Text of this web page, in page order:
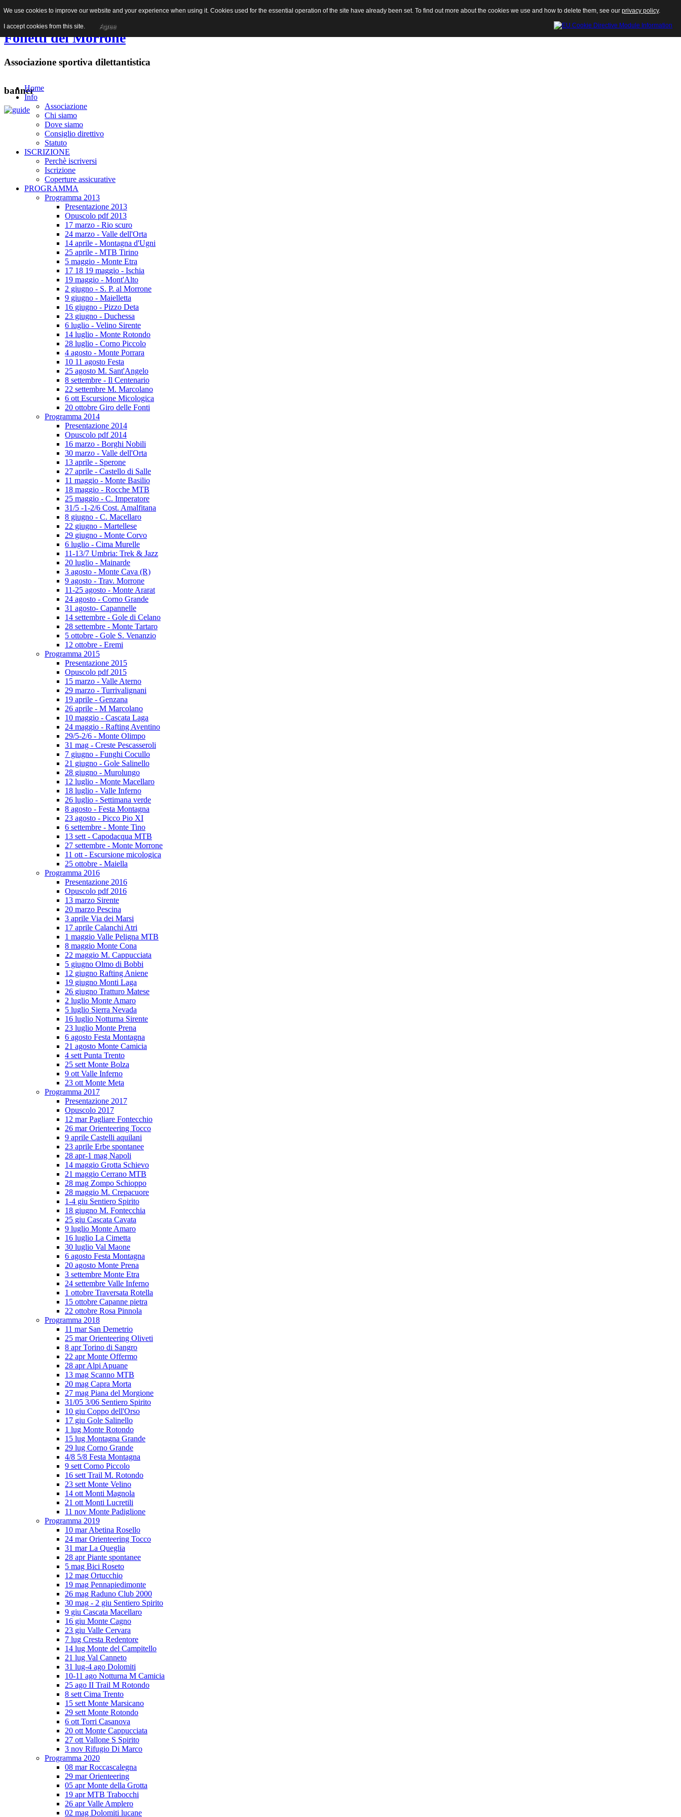
Facebook
Folletti del Morrone
Associazione sportiva dilettantistica
bannerHome
Info
Associazione
Chi siamo
Dove siamo
Consiglio direttivo
Statuto
ISCRIZIONE
Perchè iscriversi
Iscrizione
Coperture assicurative
PROGRAMMA
Programma 2013
Presentazione 2013
Opuscolo pdf 2013
17 marzo - Rio scuro
24 marzo - Valle dell'Orta
14 aprile - Montagna d'Ugni
25 aprile - MTB Tirino
5 maggio - Monte Etra
17 18 19 maggio - Ischia
19 maggio - Mont'Alto
2 giugno - S. P. al Morrone
9 giugno - Maielletta
16 giugno - Pizzo Deta
23 giugno - Duchessa
6 luglio - Velino Sirente
14 luglio - Monte Rotondo
28 luglio - Corno Piccolo
4 agosto - Monte Porrara
10 11 agosto Festa
25 agosto M. Sant'Angelo
8 settembre - Il Centenario
22 settembre M. Marcolano
6 ott Escursione Micologica
20 ottobre Giro delle Fonti
Programma 2014
Presentazione 2014
Opuscolo pdf 2014
16 marzo - Borghi Nobili
30 marzo - Valle dell'Orta
13 aprile - Sperone
27 aprile - Castello di Salle
11 maggio - Monte Basilio
18 maggio - Rocche MTB
25 maggio - C. Imperatore
31/5 -1-2/6 Cost. Amalfitana
8 giugno - C. Macellaro
22 giugno - Martellese
29 giugno - Monte Corvo
6 luglio - Cima Murelle
11-13/7 Umbria: Trek & Jazz
20 luglio - Mainarde
3 agosto - Monte Cava (R)
9 agosto - Trav. Morrone
11-25 agosto - Monte Ararat
24 agosto - Corno Grande
31 agosto- Capannelle
14 settembre - Gole di Celano
28 settembre - Monte Tartaro
5 ottobre - Gole S. Venanzio
12 ottobre - Eremi
Programma 2015
Presentazione 2015
Opuscolo pdf 2015
15 marzo - Valle Aterno
29 marzo - Turrivalignani
19 aprile - Genzana
26 aprile - M Marcolano
10 maggio - Cascata Laga
24 maggio - Rafting Aventino
29/5-2/6 - Monte Olimpo
31 mag - Creste Pescasseroli
7 giugno - Funghi Cocullo
21 giugno - Gole Salinello
28 giugno - Murolungo
12 luglio - Monte Macellaro
18 luglio - Valle Inferno
26 luglio - Settimana verde
8 agosto - Festa Montagna
23 agosto - Picco Pio XI
6 settembre - Monte Tino
13 sett - Capodacqua MTB
27 settembre - Monte Morrone
11 ott - Escursione micologica
25 ottobre - Maiella
Programma 2016
Presentazione 2016
Opuscolo pdf 2016
13 marzo Sirente
20 marzo Pescina
3 aprile Via dei Marsi
17 aprile Calanchi Atri
1 maggio Valle Peligna MTB
8 maggio Monte Cona
22 maggio M. Cappucciata
5 giugno Olmo di Bobbi
12 giugno Rafting Aniene
19 giugno Monti Laga
26 giugno Tratturo Matese
2 luglio Monte Amaro
5 luglio Sierra Nevada
16 luglio Notturna Sirente
23 luglio Monte Prena
6 agosto Festa Montagna
21 agosto Monte Camicia
4 sett Punta Trento
25 sett Monte Bolza
9 ott Valle Inferno
23 ott Monte Meta
Programma 2017
Presentazione 2017
Opuscolo 2017
12 mar Pagliare Fontecchio
26 mar Orienteering Tocco
9 aprile Castelli aquilani
23 aprile Erbe spontanee
28 apr-1 mag Napoli
14 maggio Grotta Schievo
21 maggio Cerrano MTB
28 mag Zompo Schioppo
28 maggio M. Crepacuore
1-4 giu Sentiero Spirito
18 giugno M. Fontecchia
25 giu Cascata Cavata
9 luglio Monte Amaro
16 luglio La Cimetta
30 luglio Val Maone
6 agosto Festa Montagna
20 agosto Monte Prena
3 settembre Monte Etra
24 settembre Valle Inferno
1 ottobre Traversata Rotella
15 ottobre Capanne pietra
22 ottobre Rosa Pinnola
Programma 2018
11 mar San Demetrio
25 mar Orienteering Oliveti
8 apr Torino di Sangro
22 apr Monte Offermo
28 apr Alpi Apuane
13 mag Scanno MTB
20 mag Capra Morta
27 mag Piana del Morgione
31/05 3/06 Sentiero Spirito
10 giu Coppo dell'Orso
17 giu Gole Salinello
1 lug Monte Rotondo
15 lug Montagna Grande
29 lug Corno Grande
4/8 5/8 Festa Montagna
9 sett Corno Piccolo
16 sett Trail M. Rotondo
23 sett Monte Velino
14 ott Monti Magnola
21 ott Monti Lucretili
11 nov Monte Padiglione
Programma 2019
10 mar Abetina Rosello
24 mar Orienteering Tocco
31 mar La Queglia
28 apr Piante spontanee
5 mag Bici Roseto
12 mag Ortucchio
19 mag Pennapiedimonte
26 mag Raduno Club 2000
30 mag - 2 giu Sentiero Spirito
9 giu Cascata Macellaro
16 giu Monte Cagno
23 giu Valle Cervara
7 lug Cresta Redentore
14 lug Monte del Campitello
21 lug Val Canneto
31 lug-4 ago Dolomiti
10-11 ago Notturna M Camicia
25 ago II Trail M Rotondo
8 sett Cima Trento
15 sett Monte Marsicano
29 sett Monte Rotondo
6 ott Torri Casanova
20 ott Monte Cappucciata
27 ott Vallone S Spirito
3 nov Rifugio Di Marco
Programma 2020
08 mar Roccascalegna
29 mar Orienteering
05 apr Monte della Grotta
19 apr MTB Trabocchi
26 apr Valle Amplero
02 mag Dolomiti lucane
We use cookies to improve our website and your experience when using it. Cookies used for the essential operation of the site have already been set. To find out more about the cookies we use and how to delete them, see our privacy policy.
I accept cookies from this site. Agree